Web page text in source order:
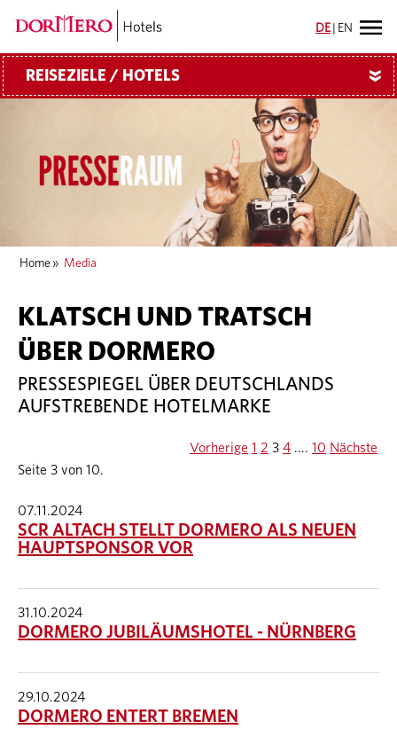
DE EN
REISEZIELE / HOTELS »
Home » Media
KLATSCH UND TRATSCH
ÜBER DORMERO
PRESSESPIEGEL ÜBER DEUTSCHLANDS
AUFSTREBENDE HOTELMARKE
Seite 3 von 10.
Vorherige 1 2 3 4 .... 10 Nächste
07.11.2024
SCR ALTACH STELLT DORMERO ALS NEUEN
HAUPTSPONSOR VOR
31.10.2024
DORMERO JUBILÄUMSHOTEL - NÜRNBERG
29.10.2024
DORMERO ENTERT BREMEN